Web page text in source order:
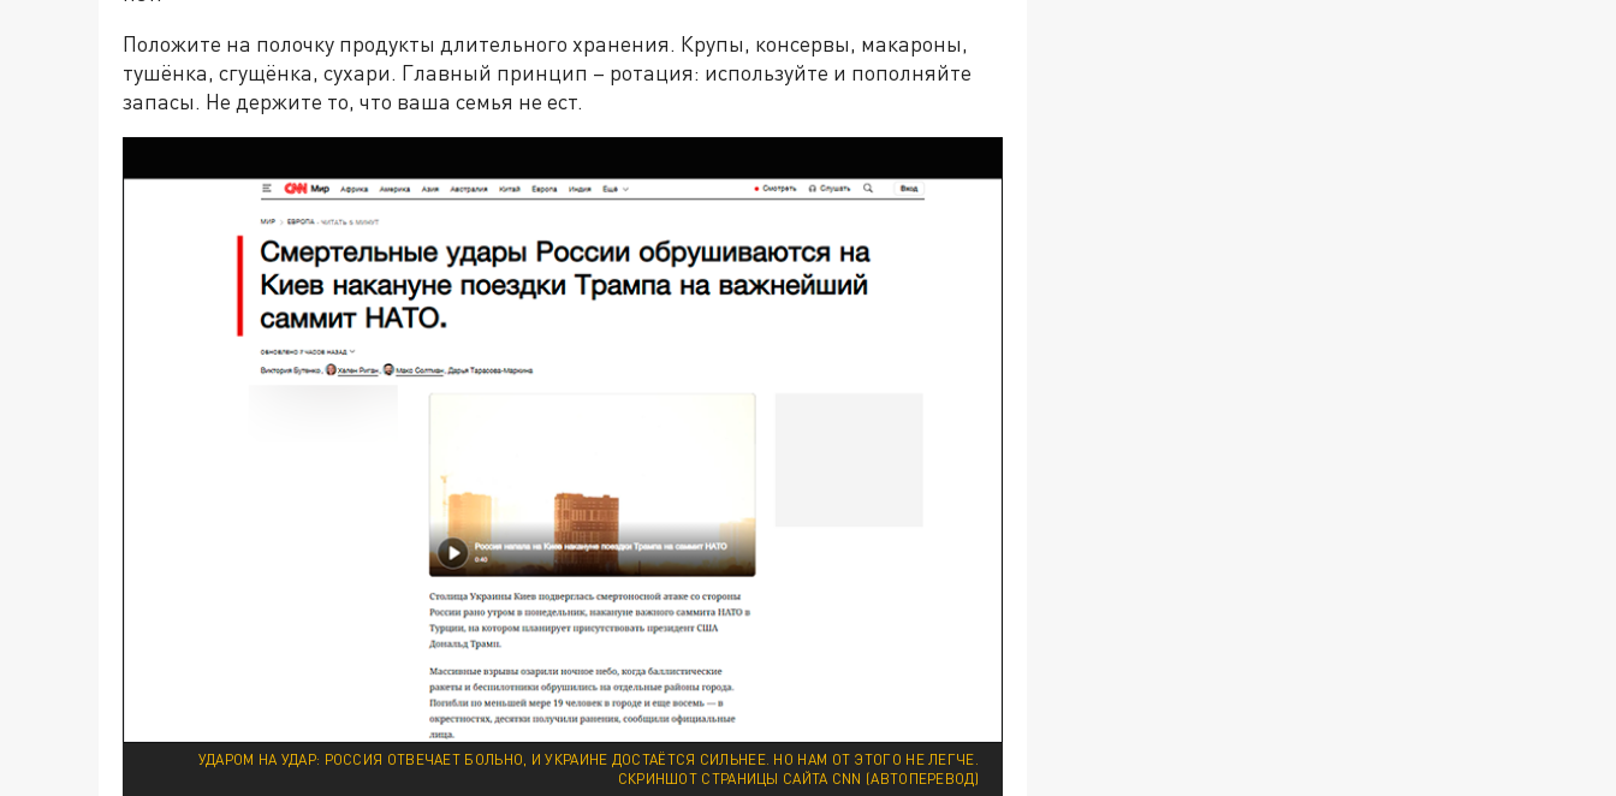
Положите на полочку продукты длительного хранения. Крупы, консервы, макароны,
тушёнка, сгущёнка, сухари. Главный принцип – ротация: используйте и пополняйте
запасы. Не держите то, что ваша семья не ест.
УДАРОМ НА УДАР: РОССИЯ ОТВЕЧАЕТ БОЛЬНО, И УКРАИНЕ ДОСТАЁТСЯ СИЛЬНЕЕ. НО НАМ ОТ ЭТОГО НЕ ЛЕГЧЕ.
СКРИНШОТ СТРАНИЦЫ САЙТА CNN (АВТОПЕРЕВОД)